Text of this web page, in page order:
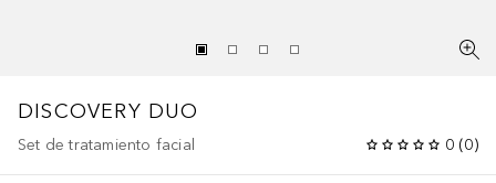
DISCOVERY DUO
Set de tratamiento facial 0 (0)